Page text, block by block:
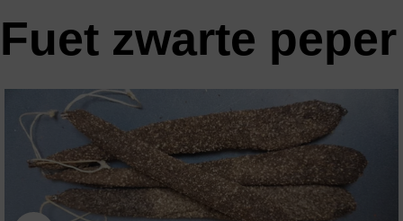
Fuet zwarte peper